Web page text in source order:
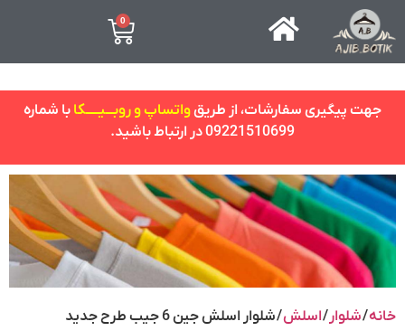
0
جهت پیگیری سفارشات، از طریقواتساپ و روبـــیـــــکا با شماره
09221510699 در ارتباط باشید.
خانه/شلوار /اسلش/ شلوار اسلش جین 6 جیب طرح جدید